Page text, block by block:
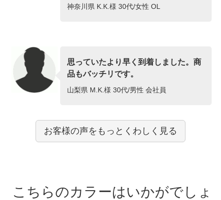
神奈川県 K.K.様 30代/女性 OL
思っていたより早く到着しました。商
品もバッチリです。
山梨県 M.K.様 30代/男性 会社員
お客様の声をもっとくわしく見る
こちらのカラーはいかがでしょ